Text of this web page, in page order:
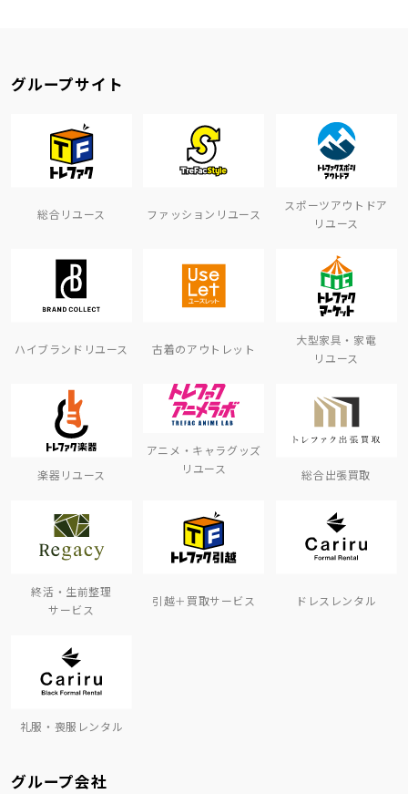
グループサイト
総合リユース ファッションリユース
スポーツアウトドア
リユース
ハイブランドリユース 古着のアウトレット
大型家具・家電
リユース
楽器リユース
アニメ・キャラグッズ
リユース
総合出張買取
終活・生前整理
サービス
引越＋買取サービス ドレスレンタル
礼服・喪服レンタル
グループ会社